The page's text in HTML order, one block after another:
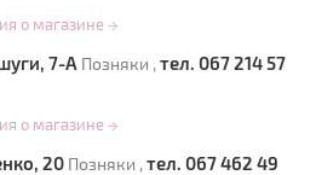
о магазине →
7-А Позняки , тел. 067 214 57
о магазине →
20 Позняки , тел. 067 462 49